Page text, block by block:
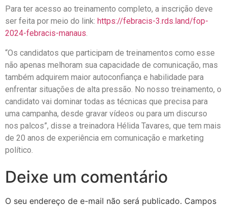
Para ter acesso ao treinamento completo, a inscrição deve
ser feita por meio do link: https://febracis-3.rds.land/fop-
2024-febracis-manaus.
“Os candidatos que participam de treinamentos como esse
não apenas melhoram sua capacidade de comunicação, mas
também adquirem maior autoconfiança e habilidade para
enfrentar situações de alta pressão. No nosso treinamento, o
candidato vai dominar todas as técnicas que precisa para
uma campanha, desde gravar vídeos ou para um discurso
nos palcos”, disse a treinadora Hélida Tavares, que tem mais
de 20 anos de experiência em comunicação e marketing
político.
Deixe um comentário
O seu endereço de e-mail não será publicado. Campos